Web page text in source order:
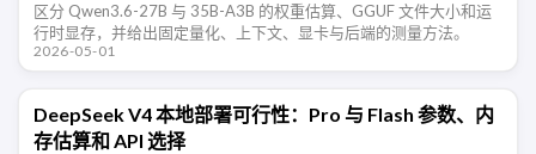
区分 Qwen3.6-27B 与 35B-A3B 的权重估算、GGUF 文件大小和运
行时显存，并给出固定量化、上下文、显卡与后端的测量方法。
2026-05-01
DeepSeek V4 本地部署可行性：Pro 与 Flash 参数、内
存估算和 API 选择